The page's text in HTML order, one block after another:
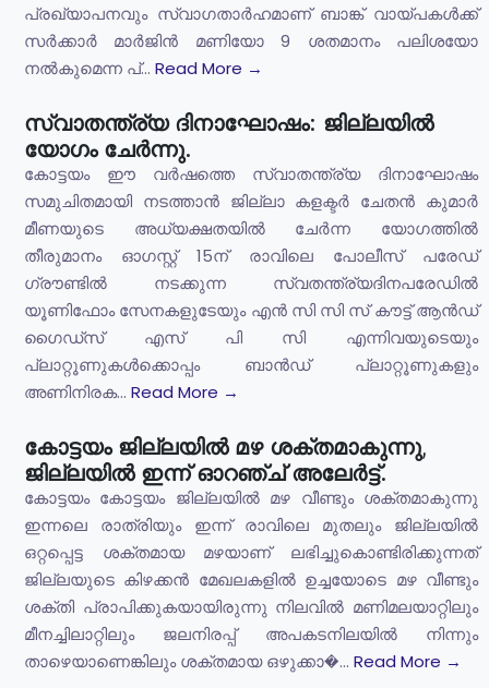
പ്രഖ്യാപനവും സ്വാഗതാർഹമാണ് ബാങ്ക് വായ്പകൾക്ക്
സർക്കാർ മാർജിൻ മണിയോ 9 ശതമാനം പലിശയോ
നൽകുമെന്ന പ്... Read More →
സ്വാതന്ത്ര്യ ദിനാഘോഷം: ജില്ലയിൽ
യോഗം ചേർന്നു.
കോട്ടയം ഈ വർഷത്തെ സ്വാതന്ത്ര്യ ദിനാഘോഷം
സമുചിതമായി നടത്താൻ ജില്ലാ കളക്ടർ ചേതൻ കുമാർ
മീണയുടെ അധ്യക്ഷതയിൽ ചേർന്ന യോഗത്തിൽ
തീരുമാനം ഓഗസ്റ്റ് 15ന് രാവിലെ പോലീസ് പരേഡ്
ഗ്രൗണ്ടിൽ നടക്കുന്ന സ്വതന്ത്ര്യദിനപരേഡിൽ
യൂണിഫോം സേനകളുടേയും എൻ സി സി സ് കൗട്ട് ആൻഡ്
ഗൈഡ്സ് എസ് പി സി എന്നിവയുടെയും
പ്ലാറ്റൂണുകൾക്കൊപ്പം ബാൻഡ് പ്ലാറ്റൂണുകളും
അണിനിരക... Read More →
കോട്ടയം ജില്ലയിൽ മഴ ശക്തമാകുന്നു,
ജില്ലയിൽ ഇന്ന് ഓറഞ്ച് അലേർട്ട്.
കോട്ടയം കോട്ടയം ജില്ലയിൽ മഴ വീണ്ടും ശക്തമാകുന്നു
ഇന്നലെ രാത്രിയും ഇന്ന് രാവിലെ മുതലും ജില്ലയിൽ
ഒറ്റപ്പെട്ട ശക്തമായ മഴയാണ് ലഭിച്ചുകൊണ്ടിരിക്കുന്നത്
ജില്ലയുടെ കിഴക്കൻ മേഖലകളിൽ ഉച്ചയോടെ മഴ വീണ്ടും
ശക്തി പ്രാപിക്കുകയായിരുന്നു നിലവിൽ മണിമലയാറ്റിലും
മീനച്ചിലാറ്റിലും ജലനിരപ്പ് അപകടനിലയിൽ നിന്നും
താഴെയാണെങ്കിലും ശക്തമായ ഒഴുക്കാ�... Read More →